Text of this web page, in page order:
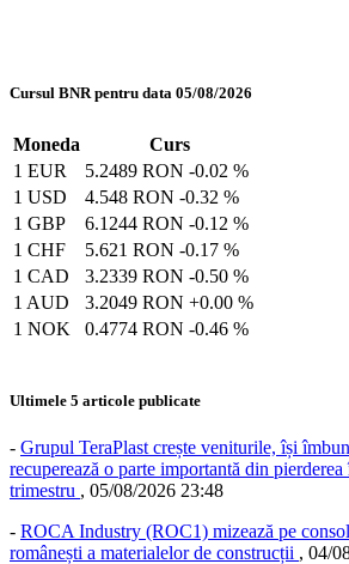
Cursul BNR pentru data 05/08/2026
Moneda
Curs
1 EUR
5.2489 RON -0.02 %
1 USD
4.548 RON -0.32 %
1 GBP
6.1244 RON -0.12 %
1 CHF
5.621 RON -0.17 %
1 CAD
3.2339 RON -0.50 %
1 AUD
3.2049 RON +0.00 %
1 NOK
0.4774 RON -0.46 %
Ultimele 5 articole publicate
- Grupul TeraPlast crește veniturile, își
recuperează o parte importantă din
trimestru , 05/08/2026 23:48
- ROCA Industry (ROC1) mizează pe
românești a materialelor de construcții , 04/